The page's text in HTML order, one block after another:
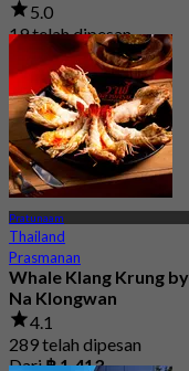
5.0
19 telah dipesan
฿ 283.33
Pratunaam
Thailand
Prasmanan
Whale Klang Krung by
Na Klongwan
4.1
289 telah dipesan
Dari฿ 1,413